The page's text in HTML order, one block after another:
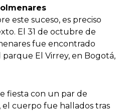
este suceso, es preciso
El 31 de octubre de
fue encontrado
El Virrey, en Bogotá,
fiesta con un par de
el cuerpo fue hallados tras